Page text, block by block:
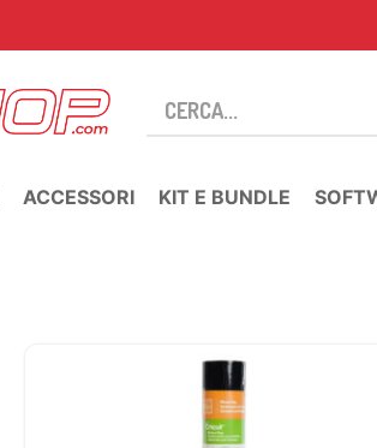
ACCESSORI KIT E BUNDLE